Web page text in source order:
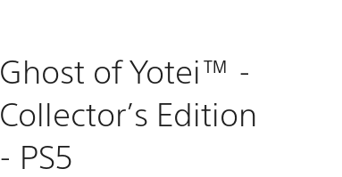
Ghost of Yotei™ -
Collector’s Edition
- PS5